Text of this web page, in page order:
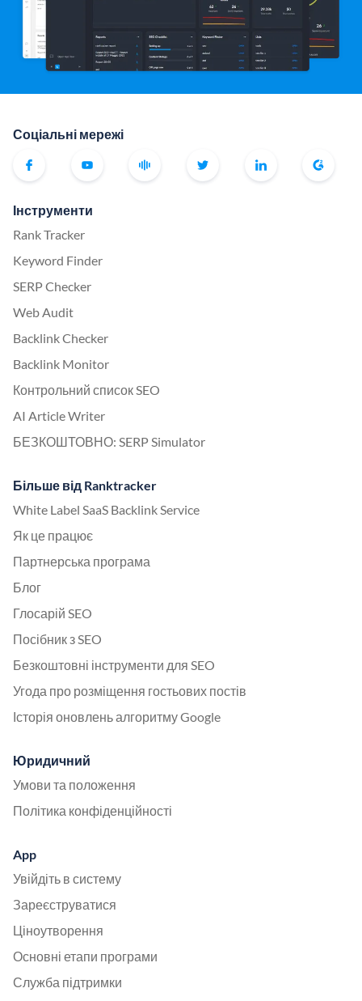
Соціальні мережі
Інструменти
Rank Tracker
Keyword Finder
SERP Checker
Web Audit
Backlink Checker
Backlink Monitor
Контрольний список SEO
AI Article Writer
БЕЗКОШТОВНО: SERP Simulator
Більше від Ranktracker
White Label SaaS Backlink Service
Як це працює
Партнерська програма
Блог
Глосарій SEO
Посібник з SEO
Безкоштовні інструменти для SEO
Угода про розміщення гостьових постів
Історія оновлень алгоритму Google
Юридичний
Умови та положення
Політика конфіденційності
App
Увійдіть в систему
Зареєструватися
Ціноутворення
Основні етапи програми
Служба підтримки